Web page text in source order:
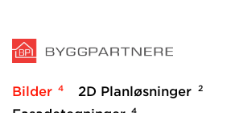
Bilder 4 2D Planløsninger 2
4